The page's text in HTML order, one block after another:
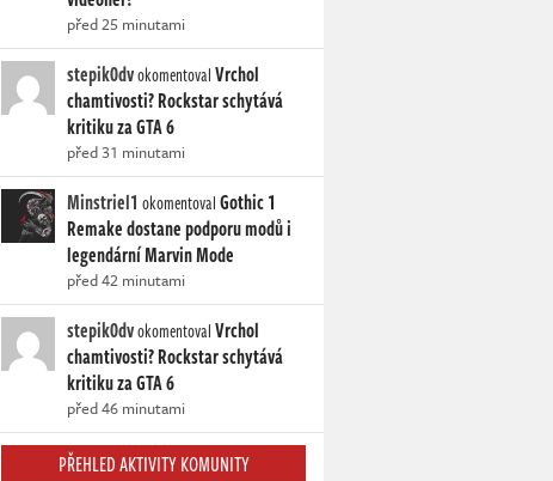
před 25 minutami
stepik0dvokomentovalVrchol
chamtivosti? Rockstar schytává
kritiku za GTA 6
před 31 minutami
Minstriel1 okomentovalGothic 1
Remake dostane podporu modů i
legendární Marvin Mode
před 42 minutami
stepik0dvokomentovalVrchol
chamtivosti? Rockstar schytává
kritiku za GTA 6
před 46 minutami
PŘEHLED AKTIVITY KOMUNITY